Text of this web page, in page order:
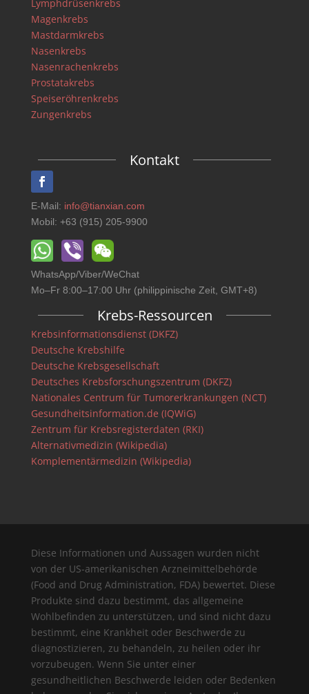
Lymphdrüsenkrebs
Magenkrebs
Mastdarmkrebs
Nasenkrebs
Nasenrachenkrebs
Prostatakrebs
Speiseröhrenkrebs
Zungenkrebs
Kontakt
E-Mail: info@tianxian.com
Mobil: +63 (915) 205-9900
WhatsApp/Viber/WeChat
Mo–Fr 8:00–17:00 Uhr (philippinische Zeit, GMT+8)
Krebs-Ressourcen
Krebsinformationsdienst (DKFZ)
Deutsche Krebshilfe
Deutsche Krebsgesellschaft
Deutsches Krebsforschungszentrum (DKFZ)
Nationales Centrum für Tumorerkrankungen (NCT)
Gesundheitsinformation.de (IQWiG)
Zentrum für Krebsregisterdaten (RKI)
Alternativmedizin (Wikipedia)
Komplementärmedizin (Wikipedia)
Diese Informationen und Aussagen wurden nicht
von der US-amerikanischen Arzneimittelbehörde
(Food and Drug Administration, FDA) bewertet. Diese
Produkte sind dazu bestimmt, das allgemeine
Wohlbefinden zu unterstützen, und sind nicht dazu
bestimmt, eine Krankheit oder Beschwerde zu
diagnostizieren, zu behandeln, zu heilen oder ihr
vorzubeugen. Wenn Sie unter einer
gesundheitlichen Beschwerde leiden oder Bedenken